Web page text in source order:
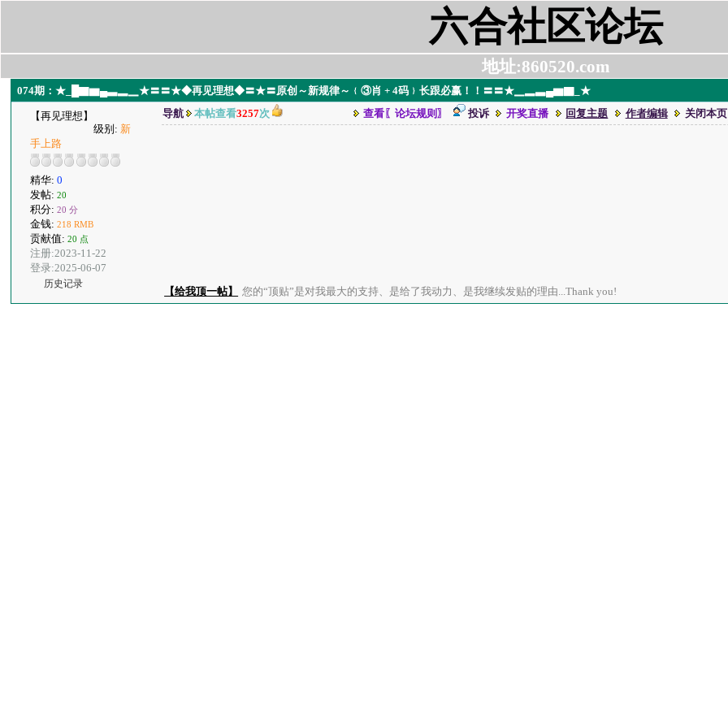
六合社区论坛
地址:860520.com
074期：★_█▇▆▄▃▂▁★〓〓★◆再见理想◆〓★〓原创～新规律～﹛③肖 + 4码﹜长跟必赢！！〓〓★▁▂▃▄▆▇_★
【再见理想】
级别: 新
手上路
精华:0
发帖:20
积分:20 分
金钱:218 RMB
贡献值:20 点
注册:2023-11-22
登录:2025-06-07
历史记录
导航 本帖查看3257次 查看〖论坛规则〗 投诉 开奖直播 回复主题 作者编辑 关闭本页
【给我顶一帖】 您的“顶贴”是对我最大的支持、是给了我动力、是我继续发贴的理由...Thank you!